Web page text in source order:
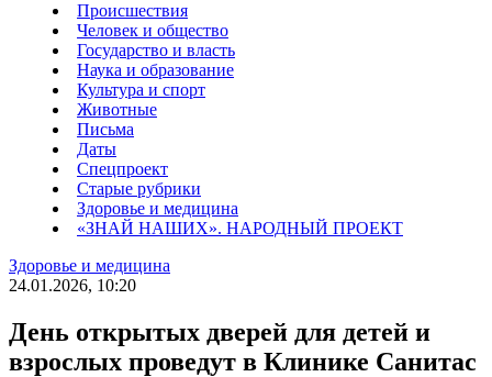
Происшествия
Человек и общество
Государство и власть
Наука и образование
Культура и спорт
Животные
Письма
Даты
Спецпроект
Старые рубрики
Здоровье и медицина
«ЗНАЙ НАШИХ». НАРОДНЫЙ ПРОЕКТ
Здоровье и медицина
24.01.2026, 10:20
День открытых дверей для детей и
взрослых проведут в Клинике Санитас